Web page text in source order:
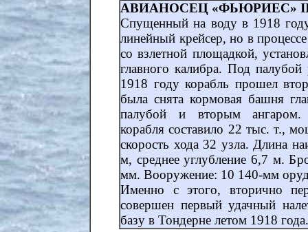
АВИАНОСЕЦ «ФЬЮРИЕС» II.
Спущенный на воду в 1918
линейный крейсер, но в
со взлетной площадкой,
главного калибра. Под
1918 году корабль прошел
была снята кормовая башня
палубой и вторым ангаром.
корабля составило 22 тыс. т.,
скорость хода 32 узла. Длина
м, среднее углубление 6,7 м.
мм. Вооружение: 10 140-мм
Именно с этого, вторично
совершен первый удачный
базу в Тондерне летом 1918 года.